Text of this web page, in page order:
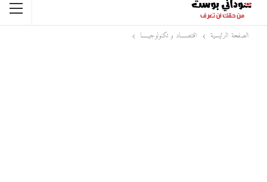
الصفحة الرئيسية اقتصــــاد و تكنولوجيـــــا